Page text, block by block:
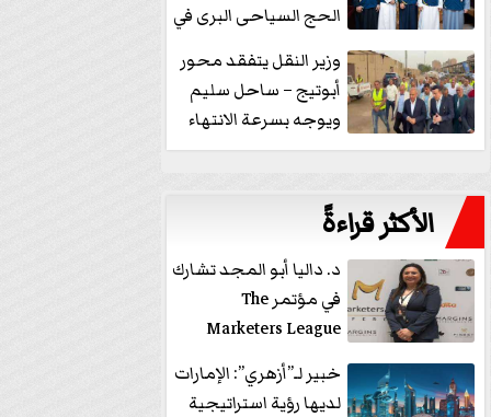
الحج السياحى البرى في
وزير النقل يتفقد محور
أبوتيج – ساحل سليم
ويوجه بسرعة الانتهاء
من...
الأكثر قراءةً
د. داليا أبو المجد تشارك
في مؤتمر The
Marketers League
وتدير جلسة...
خبير لـ”أزهري”: الإمارات
لديها رؤية استراتيجية